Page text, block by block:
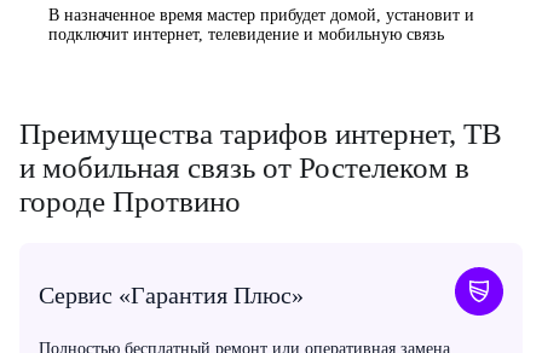
В назначенное время мастер прибудет домой, установит и
подключит интернет, телевидение и мобильную связь
Преимущества тарифов интернет, ТВ
и мобильная связь от Ростелеком в
городе Протвино
Сервис «Гарантия Плюс»
Полностью бесплатный ремонт или оперативная замена